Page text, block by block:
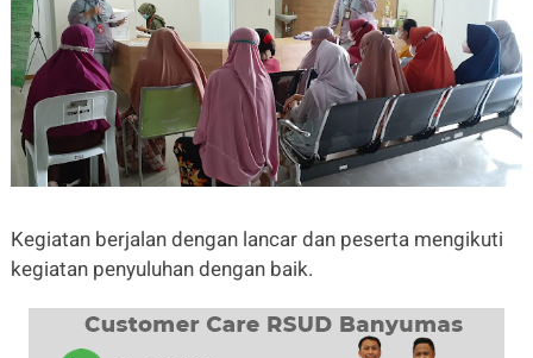
Kegiatan berjalan dengan lancar dan peserta mengikuti
kegiatan penyuluhan dengan baik.